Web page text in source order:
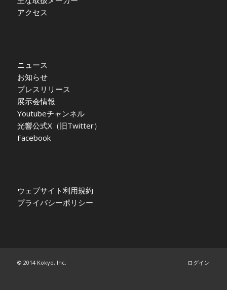
アクセス
ニュース
お知らせ
プレスリリース
展示会情報
Youtubeチャンネル
光響公式X（旧Twitter）
Facebook
ウェブサイト利用規約
プライバシーポリシー
© 2014 Kokyo, Inc. ログイン